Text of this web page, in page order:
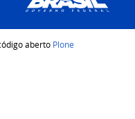
aberto Plone